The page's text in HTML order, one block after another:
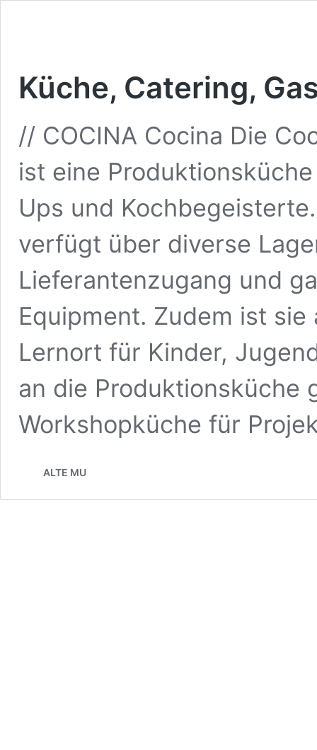
Küche, Catering,
// COCINA Cocina Die
ist eine
Ups und
verfügt über diverse
Lieferantenzugang und
Equipment. Zudem ist
Lernort für Kinder,
an die Produktionsküche
Workshopküche für
ALTE MU